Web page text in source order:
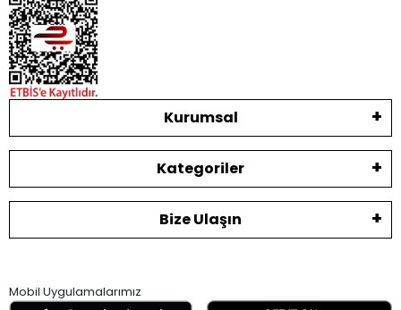
Kurumsal
Kategoriler
Bize Ulaşın
Mobil Uygulamalarımız